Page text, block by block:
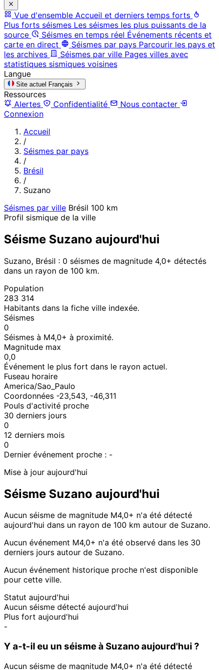
Vue d'ensemble Accueil et derniers temps forts
Plus forts séismes Les séismes les plus puissants de la
source
Séismes en temps réel Événements récents et
carte en direct
Séismes par pays Parcourir les pays et
les archives
Séismes par ville Pages villes avec
statistiques sismiques voisines
Langue
Site actuel Français
Ressources
Alertes
Confidentialité
Nous contacter
Connexion
Accueil
/
Séismes par pays
/
Brésil
/
Suzano
Séismes par ville Brésil 100 km
Profil sismique de la ville
Séisme Suzano aujourd'hui
Suzano, Brésil : 0 séismes de magnitude 4,0+ détectés
dans un rayon de 100 km.
Population
283 314
Habitants dans la fiche ville indexée.
Séismes
0
Séismes à M4,0+ à proximité.
Magnitude max
0,0
Événement le plus fort dans le rayon actuel.
Fuseau horaire
America/Sao_Paulo
Coordonnées -23,543, -46,311
Pouls d'activité proche
30 derniers jours
0
12 derniers mois
0
Dernier événement proche : -
Mise à jour aujourd'hui
Séisme Suzano aujourd'hui
Aucun séisme de magnitude M4,0+ n'a été détecté
aujourd'hui dans un rayon de 100 km autour de Suzano.
Aucun événement M4,0+ n'a été observé dans les 30
derniers jours autour de Suzano.
Aucun événement historique proche n'est disponible
pour cette ville.
Statut aujourd'hui
Aucun séisme détecté aujourd'hui
Plus fort aujourd'hui
-
Y a-t-il eu un séisme à Suzano aujourd'hui ?
Aucun séisme de magnitude M4,0+ n'a été détecté